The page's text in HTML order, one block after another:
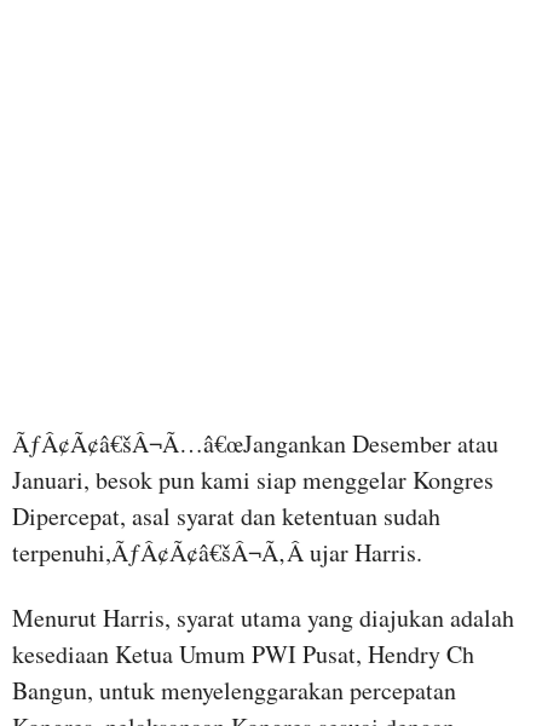
ÃƒÂ¢Ã¢â€šÂ¬Ã…â€œJangankan Desember atau
Januari, besok pun kami siap menggelar Kongres
Dipercepat, asal syarat dan ketentuan sudah
terpenuhi,ÃƒÂ¢Ã¢â€šÂ¬Ã‚Â ujar Harris.
Menurut Harris, syarat utama yang diajukan adalah
kesediaan Ketua Umum PWI Pusat, Hendry Ch
Bangun, untuk menyelenggarakan percepatan